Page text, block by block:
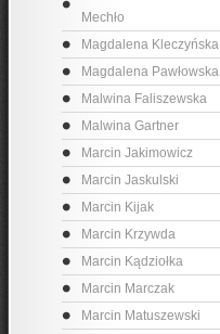
Mechło
Magdalena Kleczyńska
Magdalena Pawłowska
Malwina Faliszewska
Malwina Gartner
Marcin Jakimowicz
Marcin Jaskulski
Marcin Kijak
Marcin Krzywda
Marcin Kądziołka
Marcin Marczak
Marcin Matuszewski